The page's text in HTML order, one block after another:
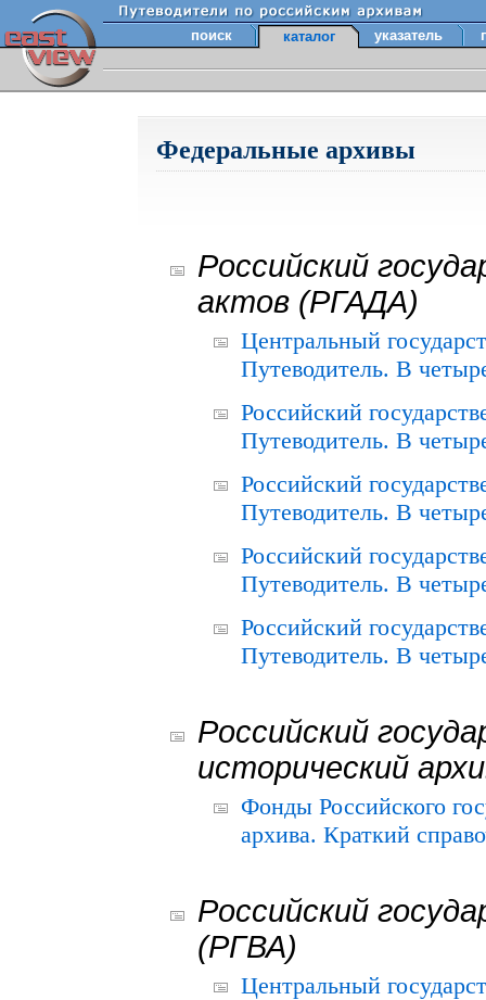
поиск каталог указатель
Федеральные архивы
Российский
актов (РГАДА)
Центральный
Путеводитель. В
Российский
Путеводитель. В
Российский
Путеводитель. В
Российский
Путеводитель. В
Российский
Путеводитель. В
Российский
исторический
Фонды Российского
архива. Краткий
Российский
(РГВА)
Центральный